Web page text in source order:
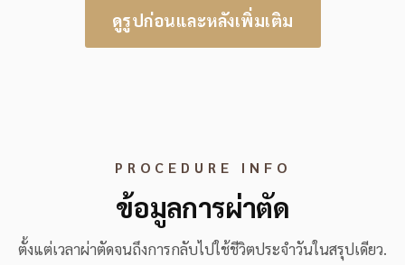
ดูรูปก่อนและหลังเพิ่มเติม
PROCEDURE INFO
ข้อมูลการผ่าตัด
ตั้งแต่เวลาผ่าตัดจนถึงการกลับไปใช้ชีวิตประจำวันในสรุปเดียว.